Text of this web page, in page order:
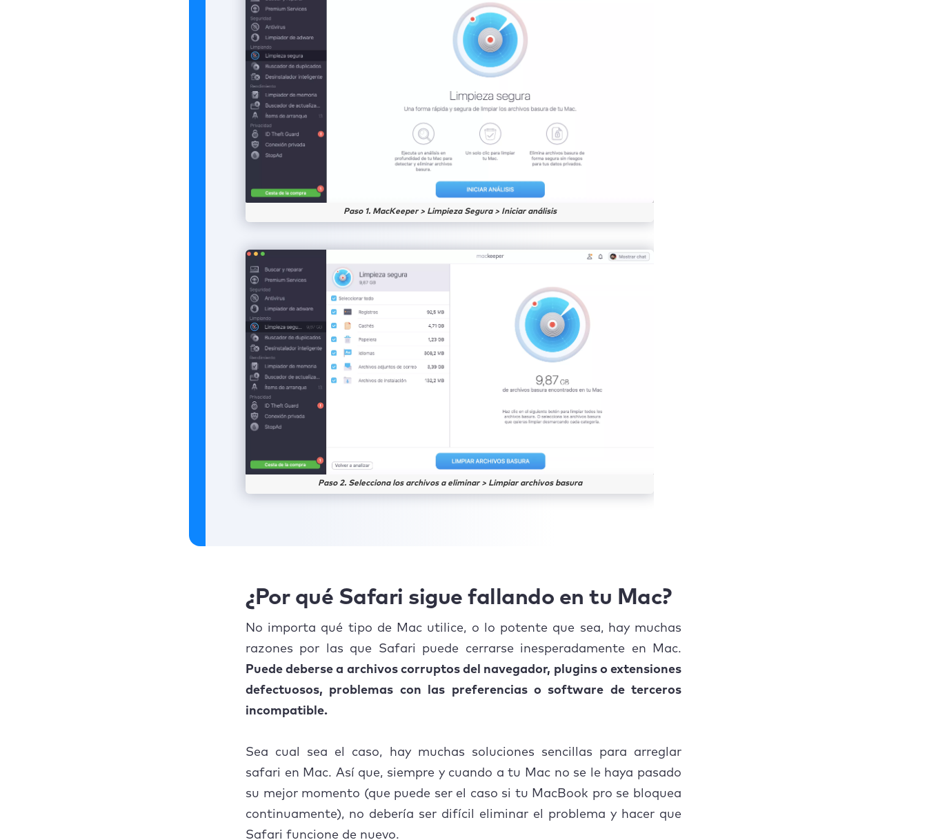
guardadas?
Paso 1. MacKeeper > Limpieza Segura > Iniciar análisis
Paso 2. Selecciona los archivos a eliminar > Limpiar archivos basura
¿Por qué Safari sigue fallando en tu Mac?
No importa qué tipo de Mac utilice, o lo potente que sea, hay muchas
razones por las que Safari puede cerrarse inesperadamente en Mac.
Puede deberse a archivos corruptos del navegador, plugins o extensiones
defectuosos, problemas con las preferencias o software de terceros
incompatible.
Sea cual sea el caso, hay muchas soluciones sencillas para arreglar
safari en Mac. Así que, siempre y cuando a tu Mac no se le haya pasado
su mejor momento (que puede ser el caso si tu MacBook pro se bloquea
continuamente), no debería ser difícil eliminar el problema y hacer que
Safari funcione de nuevo.